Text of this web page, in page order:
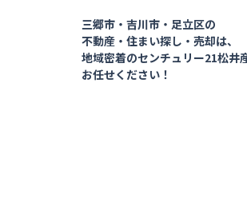
三郷市・吉川市・足立区の
不動産・住まい探し・売却は、
地域密着のセンチュリー21松井
お任せください！